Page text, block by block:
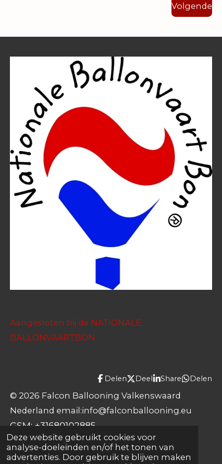
Deze website gebruikt cookies voor
analyse-doeleinden en/of het tonen van
advertenties. Door gebruik te blijven maken
Volgende
Aangesloten bij de NATIONALE
BALLONVAARTBON
Delen Deel Share Delen
© 2026 Falcon Ballooning Valkenswaard
Nederland email:info@falconballooning.eu
GSM: +31680102885